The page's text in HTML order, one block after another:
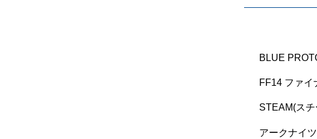
BLUE
FF14 ファイ
STEAM(ス
アークナイツ